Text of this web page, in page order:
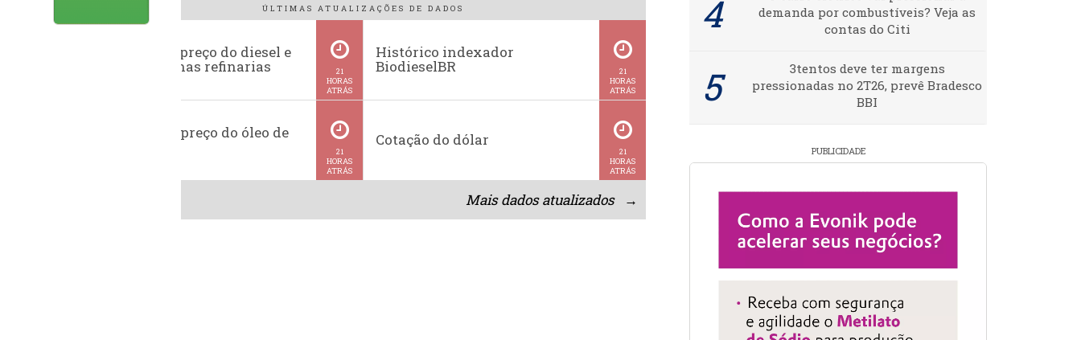
ÚLTIMAS ATUALIZAÇÕES DE DADOS
Evolução do preço do diesel e
da gasolina nas refinarias
21
HORAS
ATRÁS
Histórico indexador
BiodieselBR
21
HORAS
ATRÁS
Histórico do preço do óleo de
21
HORAS
ATRÁS
Cotação do dólar
21
HORAS
ATRÁS
Mais dados atualizados →
demanda por combustíveis? Veja as
contas do Citi
3tentos deve ter margens
pressionadas no 2T26, prevê Bradesco
BBI
PUBLICIDADE